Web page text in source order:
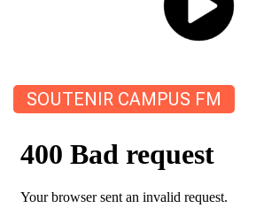
SOUTENIR CAMPUS FM